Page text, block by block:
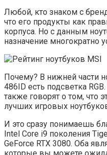
Любой, кто знаком с
что его продукты как
корпуса. Но с данным
назначение многократно
Почему? В нижней части
486ID есть подсветка
также говорят о том, что
лучших игровых
И это сразу понимаешь
Intel Core i9 поколения
GeForce RTX 3080. Оба